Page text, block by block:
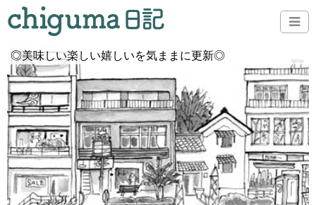
◎美味しい楽しい嬉しいを気ままに更新◎